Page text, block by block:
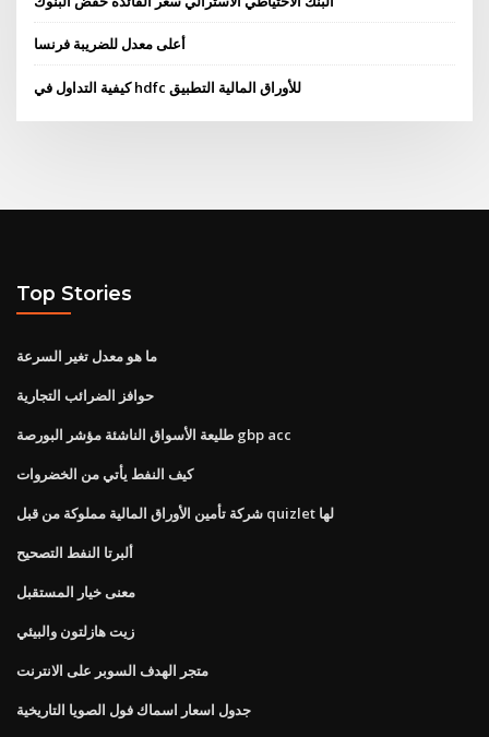
أعلى معدل للضريبة فرنسا
كيفية التداول في hdfc للأوراق المالية التطبيق
Top Stories
ما هو معدل تغير السرعة
حوافز الضرائب التجارية
طليعة الأسواق الناشئة مؤشر البورصة gbp acc
كيف النفط يأتي من الخضروات
شركة تأمين الأوراق المالية مملوكة من قبل quizlet لها
ألبرتا النفط التصحيح
معنى خيار المستقبل
زيت هازلتون والبيئي
متجر الهدف السوبر على الانترنت
جدول اسعار اسماك فول الصويا التاريخية